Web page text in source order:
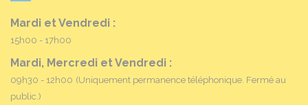
Mardi et Vendredi :
15h00 - 17h00
Mardi, Mercredi et Vendredi :
09h30 - 12h00 (Uniquement permanence téléphonique. Fermé au
public.)